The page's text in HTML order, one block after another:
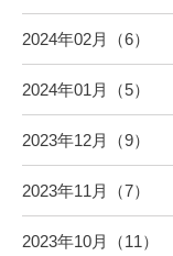
2024年02月（6）
2024年01月（5）
2023年12月（9）
2023年11月（7）
2023年10月（11）